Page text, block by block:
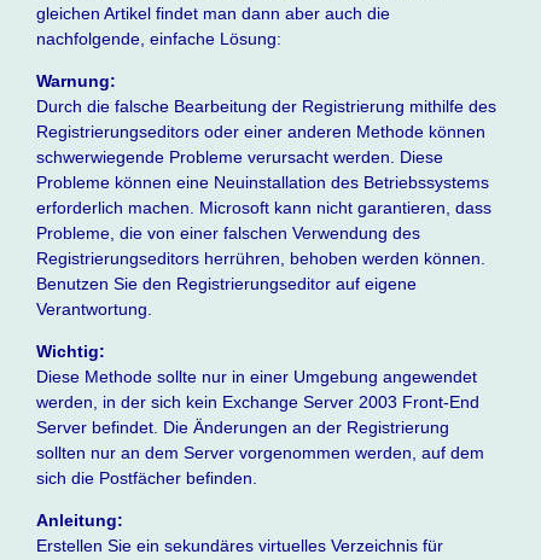
gleichen Artikel findet man dann aber auch die
nachfolgende, einfache Lösung:
Warnung:
Durch die falsche Bearbeitung der Registrierung mithilfe des
Registrierungseditors oder einer anderen Methode können
schwerwiegende Probleme verursacht werden. Diese
Probleme können eine Neuinstallation des Betriebssystems
erforderlich machen. Microsoft kann nicht garantieren, dass
Probleme, die von einer falschen Verwendung des
Registrierungseditors herrühren, behoben werden können.
Benutzen Sie den Registrierungseditor auf eigene
Verantwortung.
Wichtig:
Diese Methode sollte nur in einer Umgebung angewendet
werden, in der sich kein Exchange Server 2003 Front-End
Server befindet. Die Änderungen an der Registrierung
sollten nur an dem Server vorgenommen werden, auf dem
sich die Postfächer befinden.
Anleitung:
Erstellen Sie ein sekundäres virtuelles Verzeichnis für